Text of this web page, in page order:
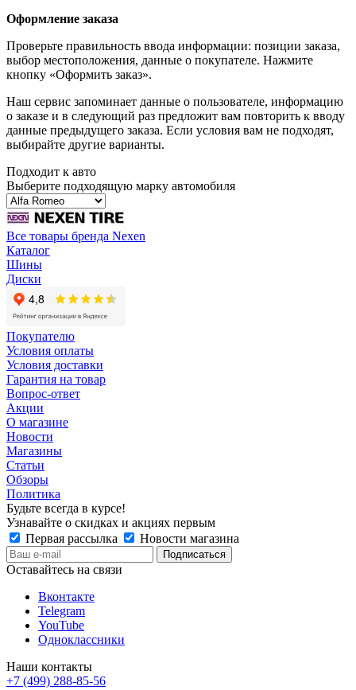
Оформление заказа
Проверьте правильность ввода информации: позиции заказа,
выбор местоположения, данные о покупателе. Нажмите
кнопку «Оформить заказ».
Наш сервис запоминает данные о пользователе, информацию
о заказе и в следующий раз предложит вам повторить к вводу
данные предыдущего заказа. Если условия вам не подходят,
выбирайте другие варианты.
Подходит к авто
Выберите подходящую марку автомобиля
Все товары бренда Nexen
Каталог
Шины
Диски
Покупателю
Условия оплаты
Условия доставки
Гарантия на товар
Вопрос-ответ
Акции
О магазине
Новости
Магазины
Статьи
Обзоры
Политика
Будьте всегда в курсе!
Узнавайте о скидках и акциях первым
Первая рассылка
Новости магазина
Оставайтесь на связи
Вконтакте
Telegram
YouTube
Одноклассники
Наши контакты
+7 (499) 288-85-56